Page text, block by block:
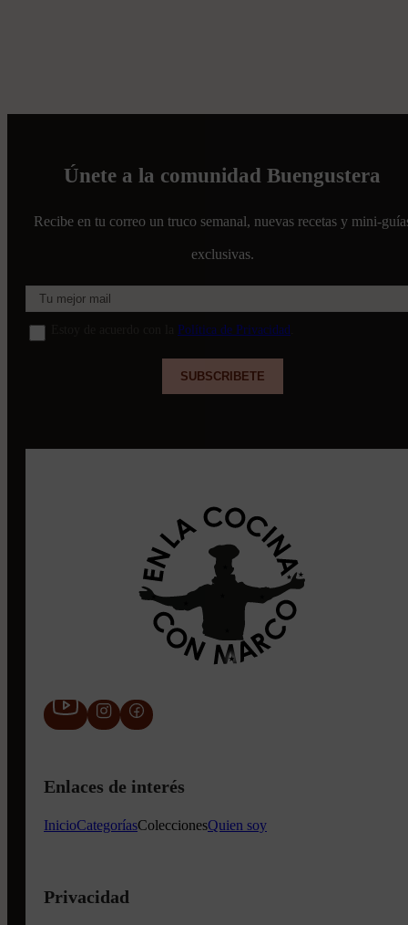
Únete a la comunidad Buengustera
Recibe en tu correo un truco semanal, nuevas recetas y mini-
exclusivas.
Política de Privacidad
Enlaces de interés
InicioCategoríasColeccionesQuien soy
Privacidad